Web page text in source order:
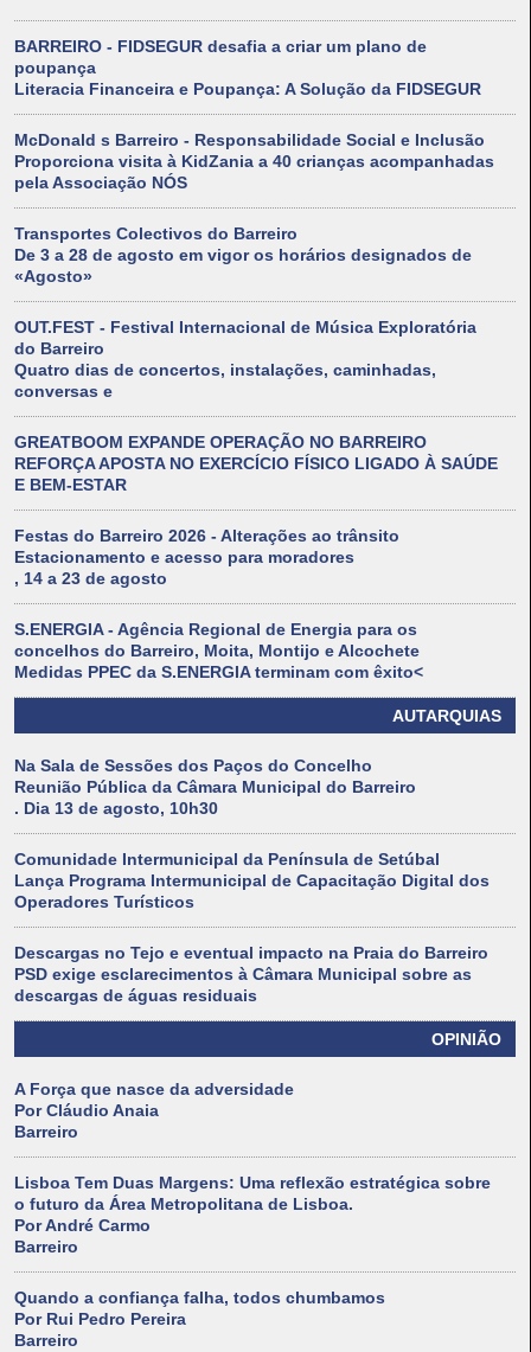
BARREIRO - FIDSEGUR desafia a criar um plano de
poupança
Literacia Financeira e Poupança: A Solução da FIDSEGUR
McDonald s Barreiro - Responsabilidade Social e Inclusão
Proporciona visita à KidZania a 40 crianças acompanhadas
pela Associação NÓS
Transportes Colectivos do Barreiro
De 3 a 28 de agosto em vigor os horários designados de
«Agosto»
OUT.FEST - Festival Internacional de Música Exploratória
do Barreiro
Quatro dias de concertos, instalações, caminhadas,
conversas e
GREATBOOM EXPANDE OPERAÇÃO NO BARREIRO
REFORÇA APOSTA NO EXERCÍCIO FÍSICO LIGADO À SAÚDE
E BEM-ESTAR
Festas do Barreiro 2026 - Alterações ao trânsito
Estacionamento e acesso para moradores
, 14 a 23 de agosto
S.ENERGIA - Agência Regional de Energia para os
concelhos do Barreiro, Moita, Montijo e Alcochete
Medidas PPEC da S.ENERGIA terminam com êxito<
AUTARQUIAS
Na Sala de Sessões dos Paços do Concelho
Reunião Pública da Câmara Municipal do Barreiro
. Dia 13 de agosto, 10h30
Comunidade Intermunicipal da Península de Setúbal
Lança Programa Intermunicipal de Capacitação Digital dos
Operadores Turísticos
Descargas no Tejo e eventual impacto na Praia do Barreiro
PSD exige esclarecimentos à Câmara Municipal sobre as
descargas de águas residuais
OPINIÃO
A Força que nasce da adversidade
Por Cláudio Anaia
Barreiro
Lisboa Tem Duas Margens: Uma reflexão estratégica sobre
o futuro da Área Metropolitana de Lisboa.
Por André Carmo
Barreiro
Quando a confiança falha, todos chumbamos
Por Rui Pedro Pereira
Barreiro